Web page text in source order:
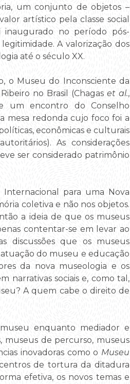
um conjunto de objetos –
artístico pela classe social
no período pós-
A valorização dos
até o século XX.
o Museu do Inconsciente da
no Brasil (Chagas et al.,
um encontro do Conselho
mesa redonda cujo foco foi a
econômicas e culturais
As considerações
ser considerado patrimônio
Internacional para uma Nova
coletiva e não nos objetos.
a ideia de que os museus
contentar-se em levar ao
discussões que os museus
do museu e educação
da nova museologia e os
narrativas sociais e, como tal,
A quem cabe o direito de
enquanto mediador e
museus de percurso, museus
inovadoras como o Museu
de tortura da ditadura
efetiva, os novos temas e